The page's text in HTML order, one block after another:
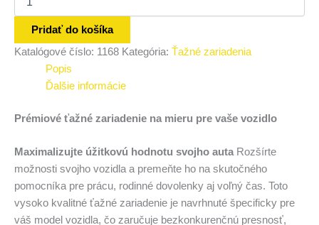
Pridať do košíka
Katalógové číslo: 1168 Kategória: Ťažné zariadenia
Popis
Ďalšie informácie
Prémiové ťažné zariadenie na mieru pre vaše vozidlo
Maximalizujte úžitkovú hodnotu svojho autaRozšírte
možnosti svojho vozidla a premeňte ho na skutočného
pomocníka pre prácu, rodinné dovolenky aj voľný čas. Toto
vysoko kvalitné ťažné zariadenie je navrhnuté špecificky pre
váš model vozidla, čo zaručuje bezkonkurenčnú presnosť,